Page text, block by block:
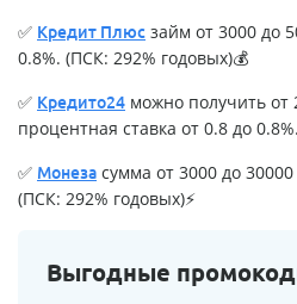
✅ Кредит Плюс займ от 3000 до
0.8%. (ПСК: 292% годовых)💰
✅ Кредито24 можно получить от
процентная ставка от 0.8 до
✅ Монеза сумма от 3000 до 30000
(ПСК: 292% годовых)⚡
Выгодные